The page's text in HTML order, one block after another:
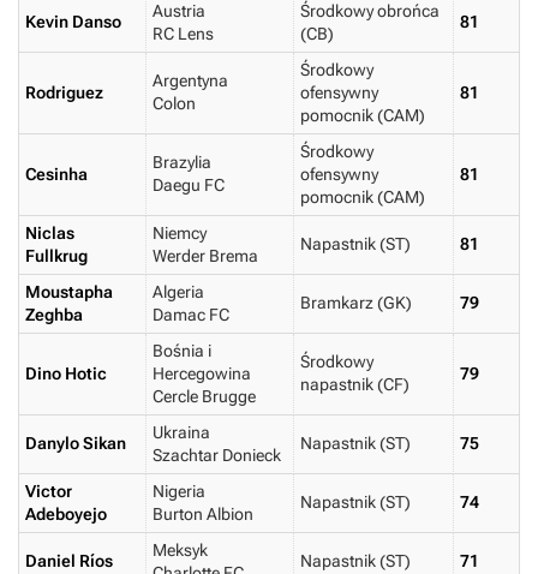
Kevin Danso
Austria
RC Lens
Środkowy obrońca
(CB)
81
Rodriguez
Argentyna
Colon
Środkowy
ofensywny
pomocnik (CAM)
81
Cesinha
Brazylia
Daegu FC
Środkowy
ofensywny
pomocnik (CAM)
81
Niclas
Fullkrug
Niemcy
Werder Brema
Napastnik (ST) 81
Moustapha
Zeghba
Algeria
Damac FC
Bramkarz (GK) 79
Dino Hotic
Bośnia i
Hercegowina
Cercle Brugge
Środkowy
napastnik (CF)
79
Danylo Sikan
Ukraina
Szachtar Donieck
Napastnik (ST) 75
Victor
Adeboyejo
Nigeria
Burton Albion
Napastnik (ST) 74
Daniel Ríos
Meksyk
Napastnik (ST) 71